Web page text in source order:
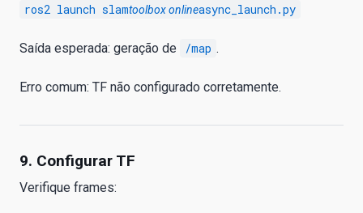
ros2 launch slamtoolbox onlineasync_launch.py
Saída esperada: geração de /map .
Erro comum: TF não configurado corretamente.
9. Configurar TF
Verifique frames: